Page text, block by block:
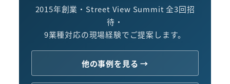
2015年創業・Street View Summit 全3回招
待・
9業種対応の現場経験でご提案します。
他の事例を見る →